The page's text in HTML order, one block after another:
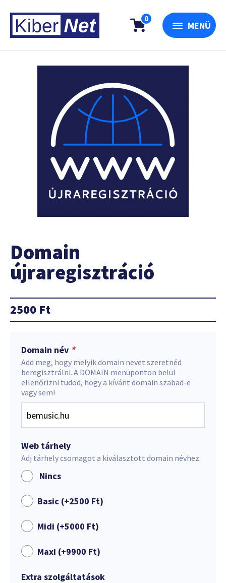
0
MENÜ
Domain
újraregisztráció
2500 Ft
Domain név *
Add meg, hogy melyik domain nevet szeretnéd
beregisztrálni. A DOMAIN menüponton belül
ellenőrizni tudod, hogy a kívánt domain szabad-e
vagy sem!
Web tárhely
Adj tárhely csomagot a kiválasztott domain névhez.
Nincs
Basic (+2500 Ft)
Midi (+5000 Ft)
Maxi (+9900 Ft)
Extra szolgáltatások